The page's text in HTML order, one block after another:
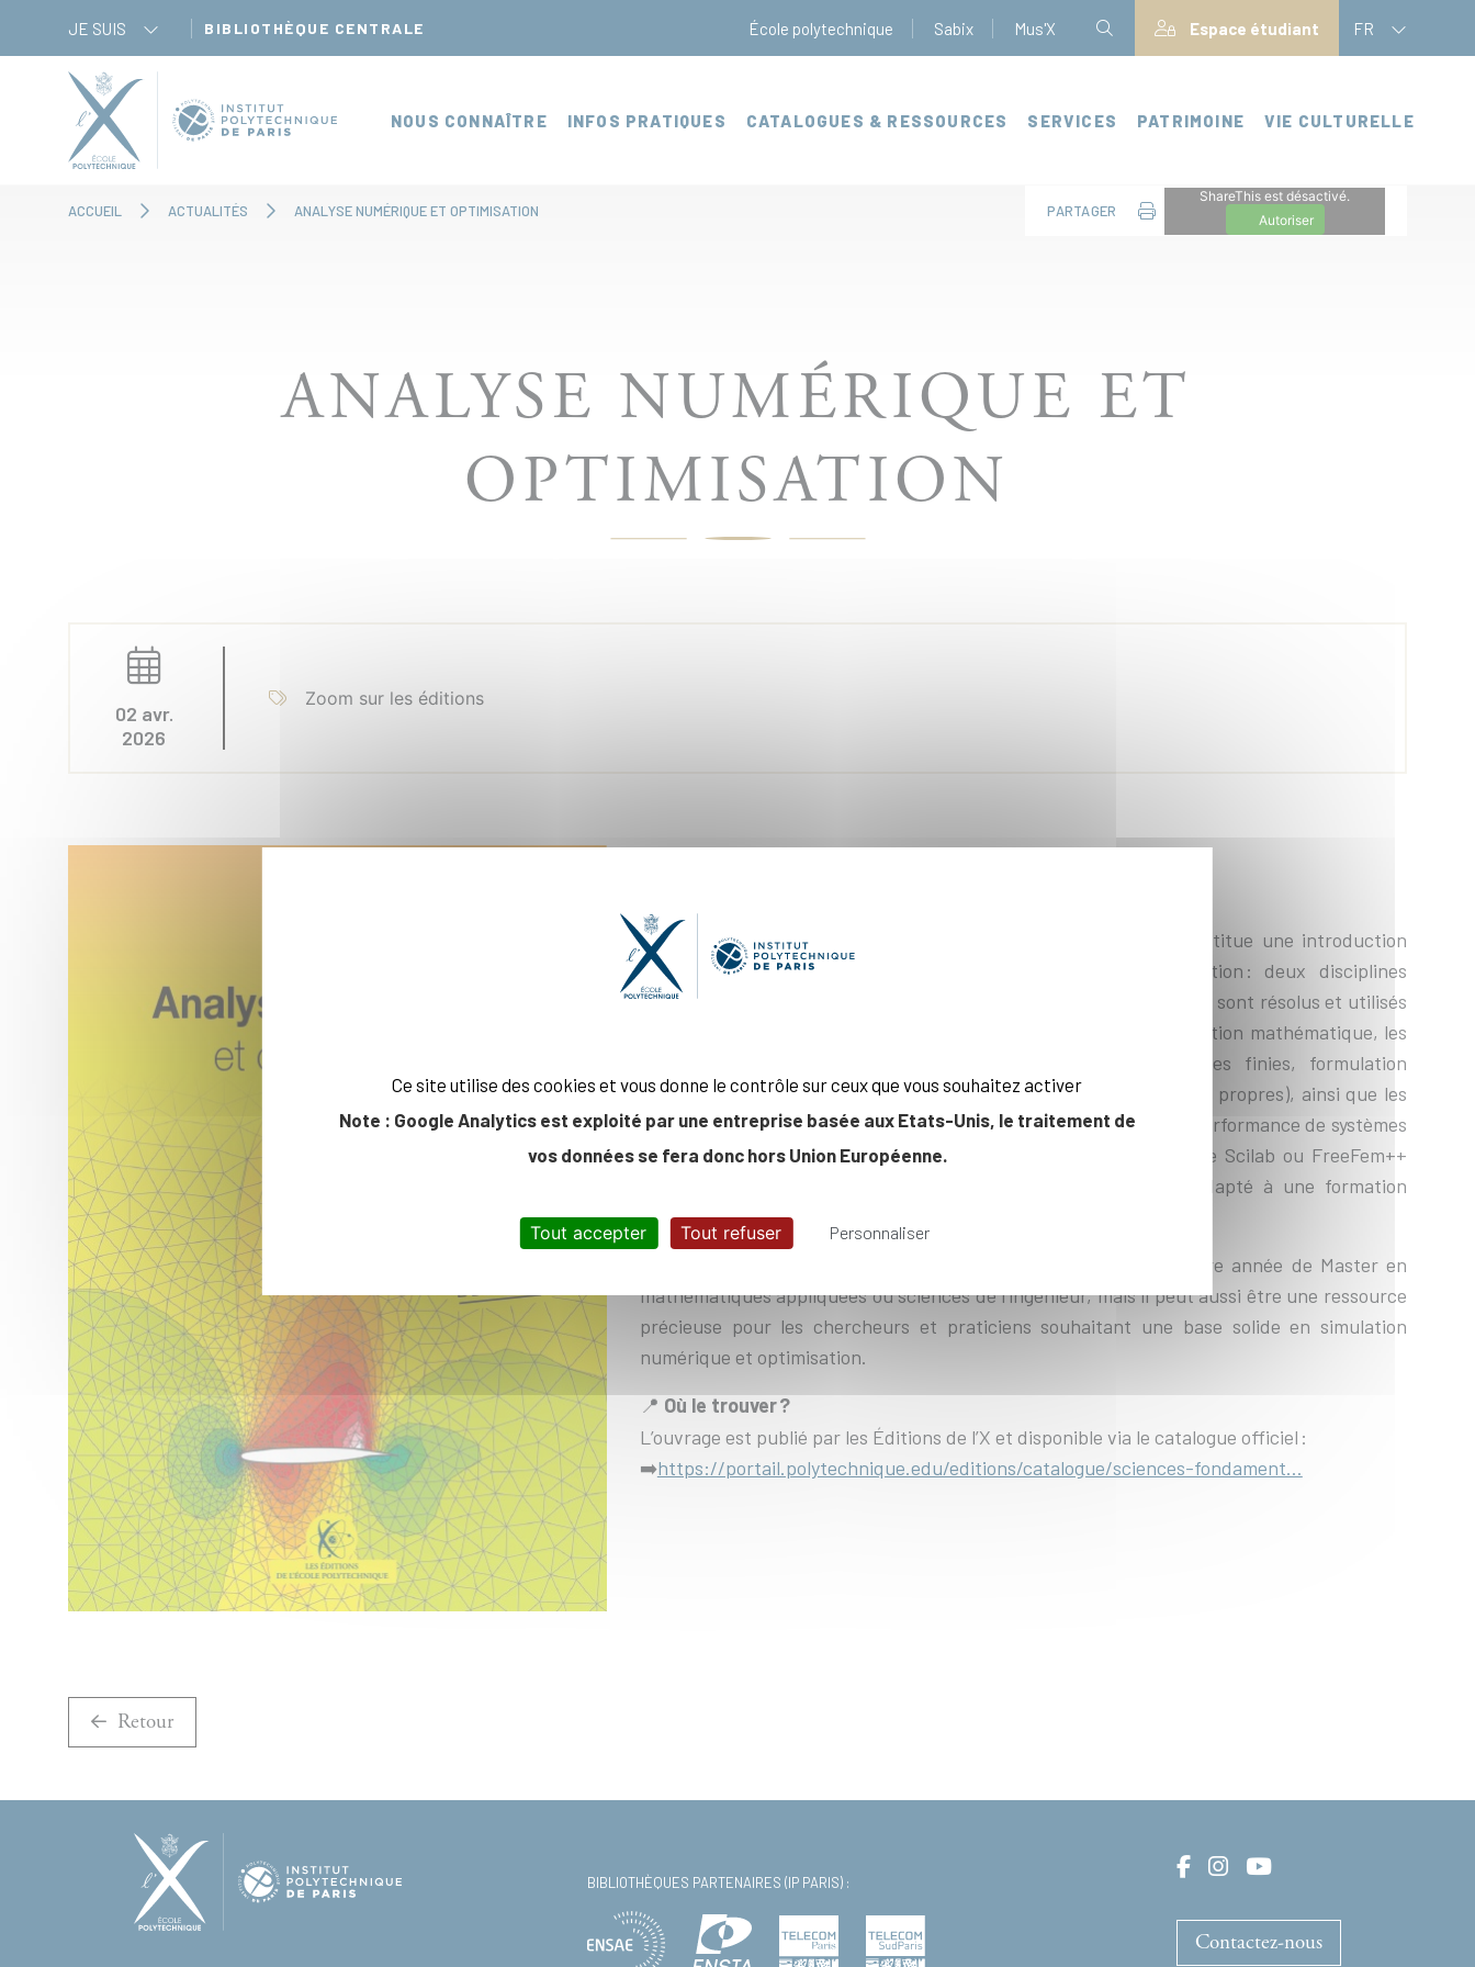
JE SUIS BIBLIOTHÈQUE CENTRALE École polytechnique Sabix Mus'X Espace étudiant FR
NOUS CONNAÎTRE INFOS PRATIQUES CATALOGUES & RESSOURCES SERVICES PATRIMOINE VIE CULTURELLE
ACCUEIL ACTUALITÉS ANALYSE NUMÉRIQUE ET OPTIMISATION PARTAGER
ShareThis est désactivé.
Autoriser
ANALYSE NUMÉRIQUE ET
OPTIMISATION
02 avr.
2026
Zoom sur les éditions
Cet ouvrage, issu d’un cours donné à l’École polytechnique, constitue une introduction
structurée et motivante à l’analyse numérique et à l’optimisation : deux disciplines
essentielles pour comprendre comment les modèles mathématiques sont résolus et utilisés
fondamentaux de la modélisation mathématique, les
méthodes numériques pour résoudre des équations (différences finies, formulation
variationnelle, éléments finis, problèmes d’évolution ou aux valeurs propres), ainsi que les
cadres d’optimisationet d’ algorithmes de calculpour améliorer la performance de systèmes
modélisés. Des travaux pratiques avec des outils logiciels tels que Scilab ou FreeFem++
accompagnent l’exposé, ce qui rend le livre particulièrement adapté à une formation
intégrée entre théorie, calcul et application concrète.
aux étudiants de fin de licence ou de première année de Masteren
mathématiques appliquées ou sciences de l’ingénieur, mais il peut aussi être une ressource
précieuse pour les chercheurs et praticiens souhaitant une base solide en simulation
numérique et optimisation.
📍 Où le trouver ?
L’ouvrage est publié par les Éditions de l’X et disponible via le catalogue officiel :
➡https://portail.polytechnique.edu/editions/catalogue/sciences-fondament…
Retour
BIBLIOTHÈQUES PARTENAIRES (IP PARIS) :
Contactez-nous
Panneau de gestion des cookies
Ce site utilise des cookies et vous donne le contrôle sur ceux que vous souhaitez activer
Note : Google Analytics est exploité par une entreprise basée aux Etats-Unis, le traitement de
vos données se fera donc hors Union Européenne.
Tout accepter Tout refuser Personnaliser